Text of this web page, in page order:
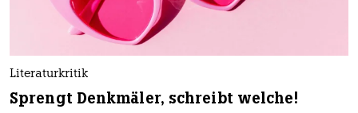
Literaturkritik
Sprengt Denkmäler, schreibt welche!